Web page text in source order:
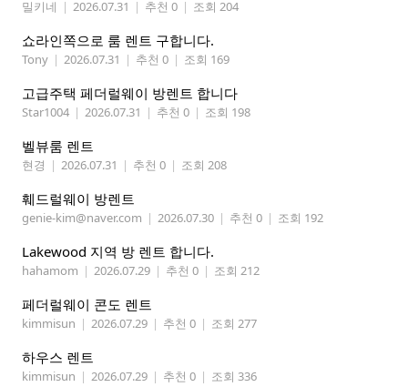
밀키네 | 2026.07.31 | 추천 0 | 조회 204
쇼라인쪽으로 룸 렌트 구합니다.
Tony | 2026.07.31 | 추천 0 | 조회 169
고급주택 페더럴웨이 방렌트 합니다
Star1004 | 2026.07.31 | 추천 0 | 조회 198
벨뷰룸 렌트
현경 | 2026.07.31 | 추천 0 | 조회 208
훼드럴웨이 방렌트
genie-kim@naver.com | 2026.07.30 | 추천 0 | 조회 192
Lakewood 지역 방 렌트 합니다.
hahamom | 2026.07.29 | 추천 0 | 조회 212
페더럴웨이 콘도 렌트
kimmisun | 2026.07.29 | 추천 0 | 조회 277
하우스 렌트
kimmisun | 2026.07.29 | 추천 0 | 조회 336